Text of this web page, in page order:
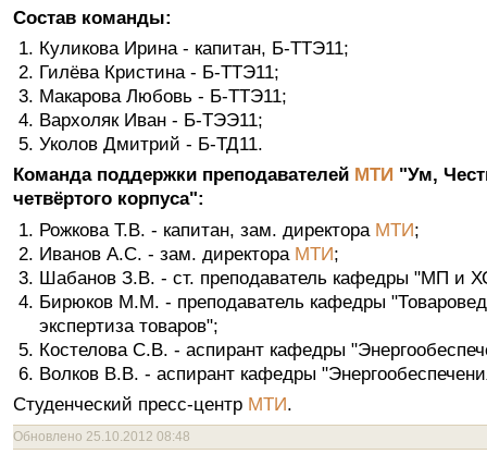
Состав команды:
Куликова Ирина - капитан, Б-ТТЭ11;
Гилёва Кристина - Б-ТТЭ11;
Макарова Любовь - Б-ТТЭ11;
Вархоляк Иван - Б-ТЭЭ11;
Уколов Дмитрий - Б-ТД11.
Команда поддержки преподавателей МТИ "Ум,
четвёртого корпуса":
Рожкова Т.В. - капитан, зам. директора МТИ;
Иванов А.С. - зам. директора МТИ;
Шабанов З.В. - ст. преподаватель кафедры "МП и
Бирюков М.М. - преподаватель кафедры
экспертиза товаров";
Костелова С.В. - аспирант кафедры
Волков В.В. - аспирант кафедры
Студенческий пресс-центр МТИ.
Обновлено 25.10.2012 08:48